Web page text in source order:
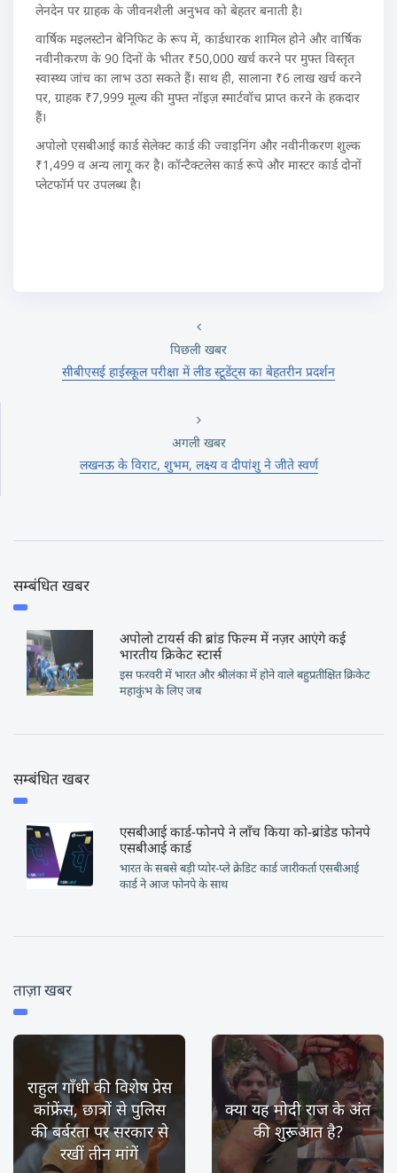
लेनदेन पर ग्राहक के जीवनशैली अनुभव को बेहतर बनाती है।
वार्षिक मइलस्टोन बेनिफिट के रूप में, कार्डधारक शामिल होने और वार्षिक
नवीनीकरण के 90 दिनों के भीतर ₹50,000 खर्च करने पर मुफ्त विस्तृत
स्वास्थ्य जांच का लाभ उठा सकते हैं। साथ ही, सालाना ₹6 लाख खर्च करने
पर, ग्राहक ₹7,999 मूल्य की मुफ्त नॉइज़ स्मार्टवॉच प्राप्त करने के हकदार
हैं।
अपोलो एसबीआई कार्ड सेलेक्ट कार्ड की ज्वाइनिंग और नवीनीकरण शुल्क
₹1,499 व अन्य लागू कर है। कॉन्टैक्टलेस कार्ड रूपे और मास्टर कार्ड दोनों
प्लेटफॉर्म पर उपलब्ध है।
पिछली खबर
सीबीएसई हाईस्कूल परीक्षा में लीड स्टूडेंट्स का बेहतरीन प्रदर्शन
अगली खबर
लखनऊ के विराट, शुभम, लक्ष्य व दीपांशु ने जीते स्वर्ण
सम्बंधित खबर
अपोलो टायर्स की ब्रांड फिल्म में नज़र आएंगे कई
भारतीय क्रिकेट स्टार्स
इस फरवरी में भारत और श्रीलंका में होने वाले बहुप्रतीक्षित क्रिकेट
महाकुंभ के लिए जब
सम्बंधित खबर
एसबीआई कार्ड-फोनपे ने लॉंच किया को-ब्रांडेड फोनपे
एसबीआई कार्ड
भारत के सबसे बड़ी प्योर-प्ले क्रेडिट कार्ड जारीकर्ता एसबीआई
कार्ड ने आज फोनपे के साथ
ताज़ा खबर
राहुल गाँधी की विशेष प्रेस
कांफ्रेंस, छात्रों से पुलिस
की बर्बरता पर सरकार से
रखीं तीन मांगें
क्या यह मोदी राज के अंत
की शुरूआत है?